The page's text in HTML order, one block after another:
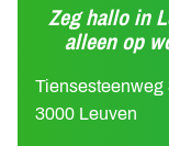
Zeg hallo in
alleen op
Tiensesteenweg
3000 Leuven